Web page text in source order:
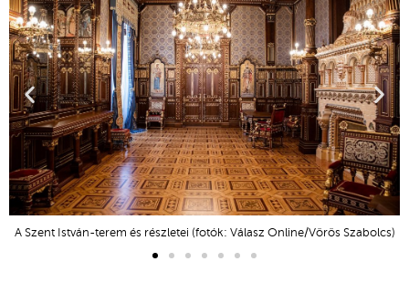
A Szent István-terem és részletei (fotók: Válasz Online/Vörös Szabolcs)